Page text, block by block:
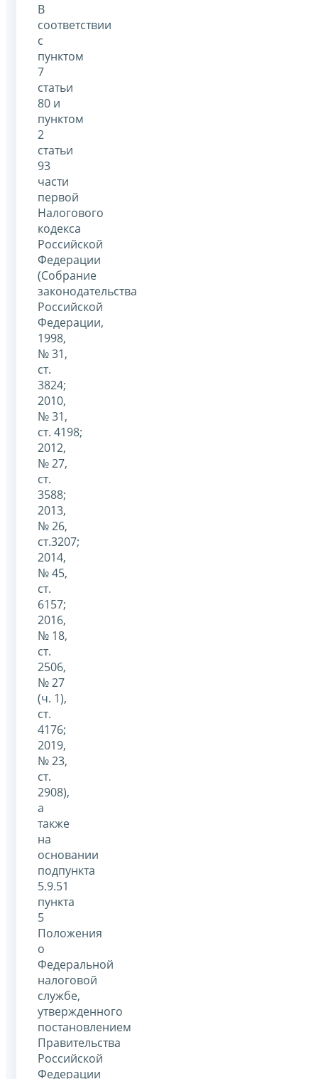
В
соответствии
с
пунктом
7
статьи
80 и
пунктом
2
статьи
93
части
первой
Налогового
кодекса
Российской
Федерации
(Собрание
законодательства
Российской
Федерации,
1998,
№ 31,
ст.
3824;
2010,
№ 31,
ст. 4198;
2012,
№ 27,
ст.
3588;
2013,
№ 26,
ст.3207;
2014,
№ 45,
ст.
6157;
2016,
№ 18,
ст.
2506,
№ 27
(ч. 1),
ст.
4176;
2019,
№ 23,
ст.
2908),
а
также
на
основании
подпункта
5.9.51
пункта
5
Положения
о
Федеральной
налоговой
службе,
утвержденного
постановлением
Правительства
Российской
Федерации